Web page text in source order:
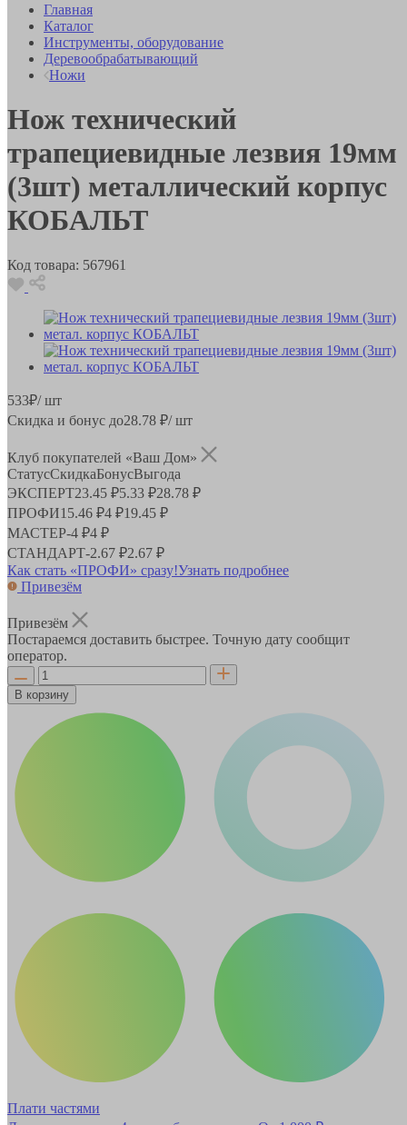
Главная
Каталог
Инструменты, оборудование
Деревообрабатывающий
Ножи
Нож технический
трапециевидные лезвия 19мм
(3шт) металлический корпус
КОБАЛЬТ
Код товара: 567961
533₽/ шт
Скидка и бонус до28.78 ₽/ шт
Клуб покупателей «Ваш Дом»
СтатусСкидкаБонусВыгода
ЭКСПЕРТ23.45 ₽5.33 ₽28.78 ₽
ПРОФИ15.46 ₽4 ₽19.45 ₽
МАСТЕР-4 ₽4 ₽
СТАНДАРТ-2.67 ₽2.67 ₽
Как стать «ПРОФИ» сразу!Узнать подробнее
Привезём
Привезём
Постараемся доставить быстрее. Точную дату сообщит
оператор.
В корзину
Плати частями